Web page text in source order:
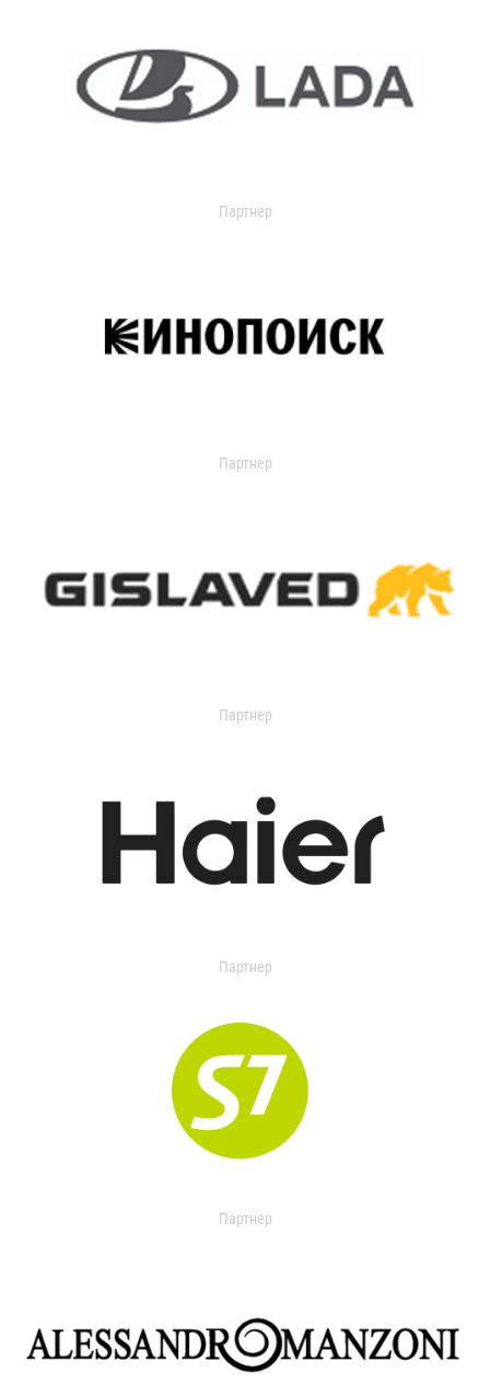
Партнер
Партнер
Партнер
Партнер
Партнер